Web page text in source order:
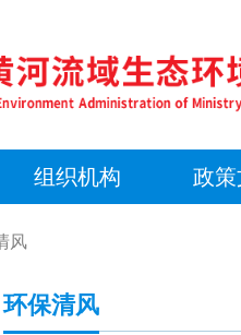
组织机构 政
风
环保清风